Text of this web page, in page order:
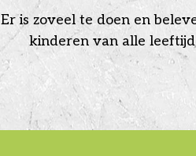
Er is zoveel te doen en
kinderen van alle